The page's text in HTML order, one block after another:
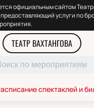
официальным сайтом
услуги по
ТЕАТР ВАХТАНГОВА
спектаклей и